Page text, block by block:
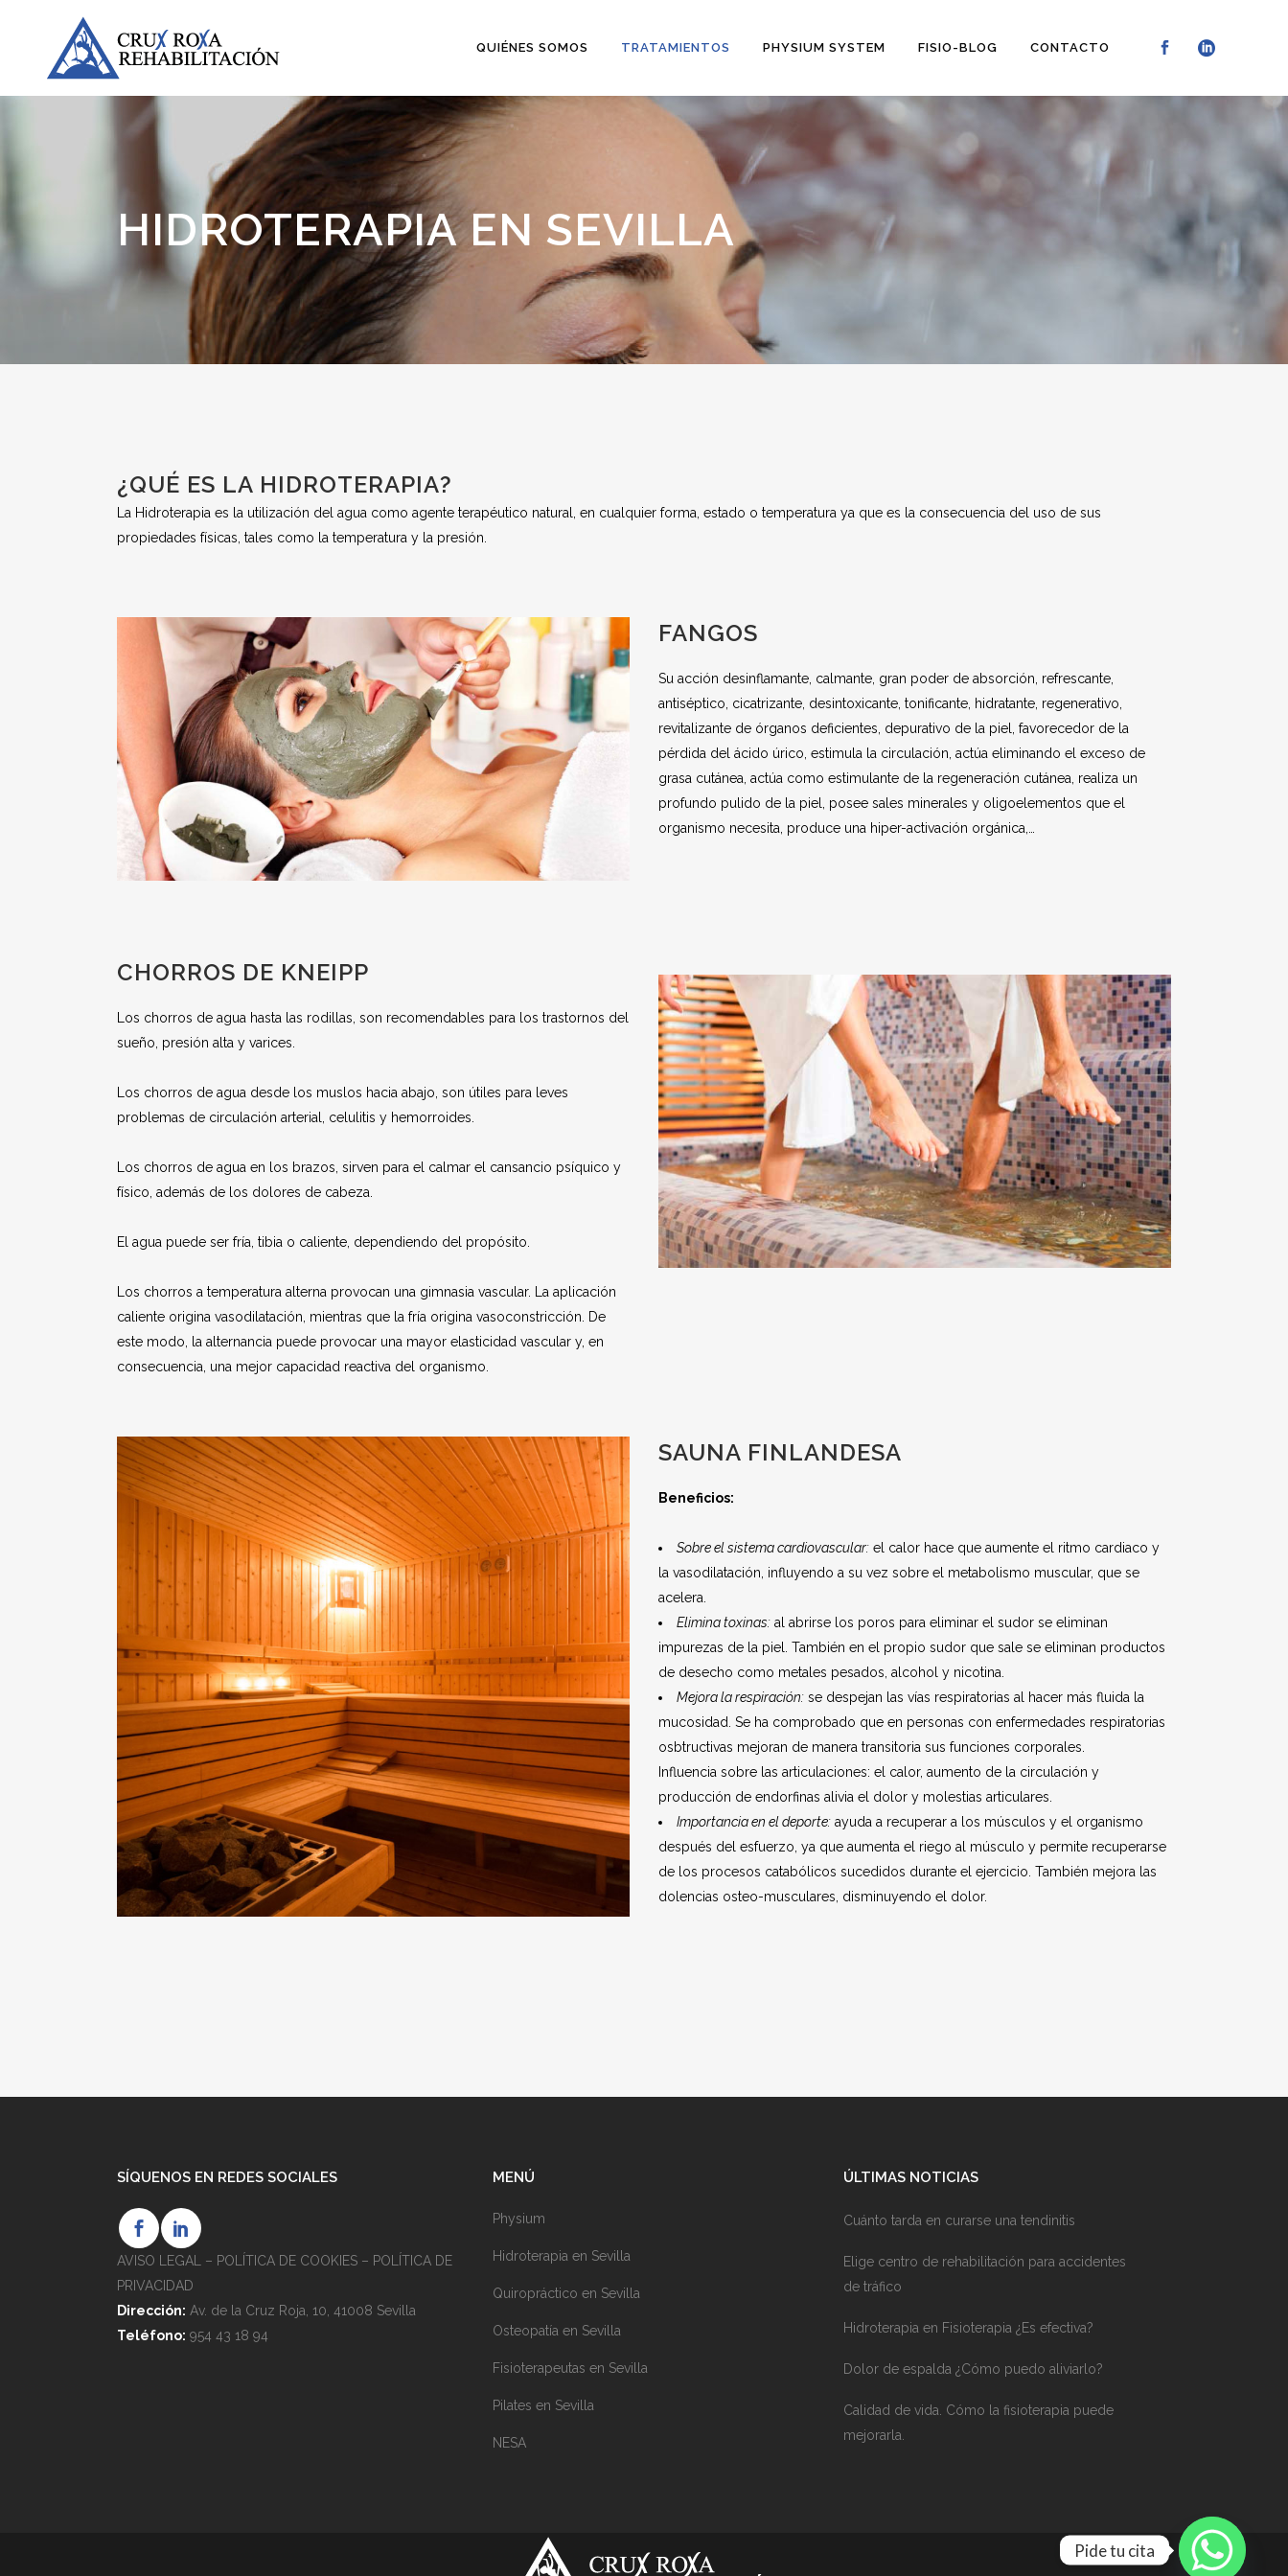
QUIÉNES SOMOS TRATAMIENTOS PHYSIUM SYSTEM FISIO-BLOG CONTACTO
HIDROTERAPIA EN SEVILLA
¿QUÉ ES LA HIDROTERAPIA?
La Hidroterapia es la utilización del agua como agente terapéutico natural, en cualquier forma, estado o temperatura ya que es la consecuencia del uso de sus
propiedades físicas, tales como la temperatura y la presión.
FANGOS
Su acción desinflamante, calmante, gran poder de absorción, refrescante,
antiséptico, cicatrizante, desintoxicante, tonificante, hidratante, regenerativo,
revitalizante de órganos deficientes, depurativo de la piel, favorecedor de la
pérdida del ácido úrico, estimula la circulación, actúa eliminando el exceso de
grasa cutánea, actúa como estimulante de la regeneración cutánea, realiza un
profundo pulido de la piel, posee sales minerales y oligoelementos que el
organismo necesita, produce una hiper-activación orgánica,…
CHORROS DE KNEIPP
Los chorros de agua hasta las rodillas, son recomendables para los trastornos del
sueño, presión alta y varices.
Los chorros de agua desde los muslos hacia abajo, son útiles para leves
problemas de circulación arterial, celulitis y hemorroides.
Los chorros de agua en los brazos, sirven para el calmar el cansancio psíquico y
físico, además de los dolores de cabeza.
El agua puede ser fría, tibia o caliente, dependiendo del propósito.
Los chorros a temperatura alterna provocan una gimnasia vascular. La aplicación
caliente origina vasodilatación, mientras que la fría origina vasoconstricción. De
este modo, la alternancia puede provocar una mayor elasticidad vascular y, en
consecuencia, una mejor capacidad reactiva del organismo.
SAUNA FINLANDESA
Beneficios:
Sobre el sistema cardiovascular: el calor hace que aumente el ritmo cardiaco y
la vasodilatación, influyendo a su vez sobre el metabolismo muscular, que se
acelera.
Elimina toxinas: al abrirse los poros para eliminar el sudor se eliminan
impurezas de la piel. También en el propio sudor que sale se eliminan productos
de desecho como metales pesados, alcohol y nicotina.
Mejora la respiración: se despejan las vías respiratorias al hacer más fluida la
mucosidad. Se ha comprobado que en personas con enfermedades respiratorias
osbtructivas mejoran de manera transitoria sus funciones corporales.
Influencia sobre las articulaciones: el calor, aumento de la circulación y
producción de endorfinas alivia el dolor y molestias articulares.
Importancia en el deporte: ayuda a recuperar a los músculos y el organismo
después del esfuerzo, ya que aumenta el riego al músculo y permite recuperarse
de los procesos catabólicos sucedidos durante el ejercicio. También mejora las
dolencias osteo-musculares, disminuyendo el dolor.
SÍQUENOS EN REDES SOCIALES
AVISO LEGAL – POLÍTICA DE COOKIES – POLÍTICA DE
PRIVACIDAD
Dirección: Av. de la Cruz Roja, 10, 41008 Sevilla
Teléfono: 954 43 18 94
MENÚ
Physium
Hidroterapia en Sevilla
Quiropráctico en Sevilla
Osteopatía en Sevilla
Fisioterapeutas en Sevilla
Pilates en Sevilla
NESA
ÚLTIMAS NOTICIAS
Cuánto tarda en curarse una tendinitis
Elige centro de rehabilitación para accidentes
de tráfico
Hidroterapia en Fisioterapia ¿Es efectiva?
Dolor de espalda ¿Cómo puedo aliviarlo?
Calidad de vida. Cómo la fisioterapia puede
mejorarla.
Pide tu cita